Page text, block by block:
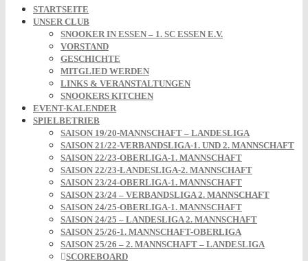
STARTSEITE
UNSER CLUB
SNOOKER IN ESSEN – 1. SC ESSEN E.V.
VORSTAND
GESCHICHTE
MITGLIED WERDEN
LINKS & VERANSTALTUNGEN
SNOOKERS KITCHEN
EVENT-KALENDER
SPIELBETRIEB
SAISON 19/20-MANNSCHAFT – LANDESLIGA
SAISON 21/22-VERBANDSLIGA-1. UND 2. MANNSCHAFT
SAISON 22/23-OBERLIGA-1. MANNSCHAFT
SAISON 22/23-LANDESLIGA-2. MANNSCHAFT
SAISON 23/24-OBERLIGA-1. MANNSCHAFT
SAISON 23/24 – VERBANDSLIGA 2. MANNSCHAFT
SAISON 24/25-OBERLIGA-1. MANNSCHAFT
SAISON 24/25 – LANDESLIGA 2. MANNSCHAFT
SAISON 25/26-1. MANNSCHAFT-OBERLIGA
SAISON 25/26 – 2. MANNSCHAFT – LANDESLIGA
SCOREBOARD